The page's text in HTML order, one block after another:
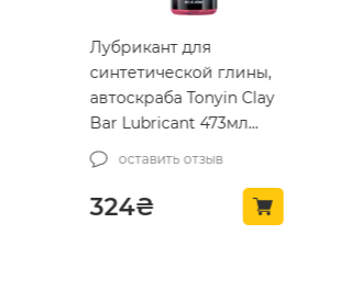
Лубрикант для
синтетической глины,
автоскраба Tonyin Clay
Bar Lubricant 473мл
(TB03-tn)
оставить отзыв
324₴